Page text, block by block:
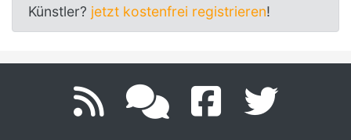
Künstler? jetzt kostenfrei registrieren!